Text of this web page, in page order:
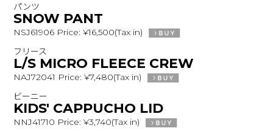
パンツ
SNOW PANT
NSJ61906 Price: ¥16,500(Tax in)
フリース
L/S MICRO FLEECE CREW
NAJ72041 Price: ¥7,480(Tax in)
ビーニー
KIDS' CAPPUCHO LID
NNJ41710 Price: ¥3,740(Tax in)